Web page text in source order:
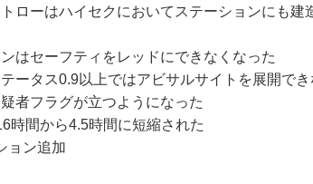
ローはハイセクにおいてステーションにも建
はセーフティをレッドにできなくなった
ータス0.9以上ではアビサルサイトを展開で
者フラグが立つようになった
時間から4.5時間に短縮された
ョン追加